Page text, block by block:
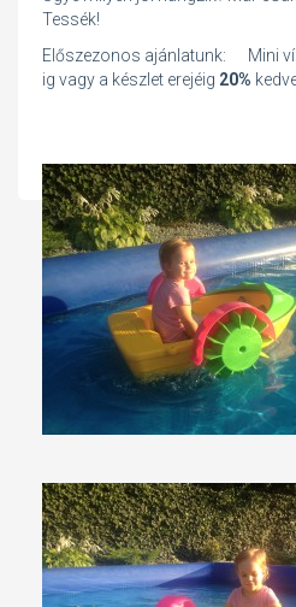
Tessék!
Előszezonos ajánlatunk: Mini
ig vagy a készlet erejéig 20%